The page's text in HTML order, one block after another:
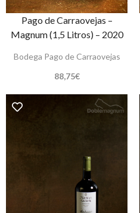
Pago de Carraovejas –
Magnum (1,5 Litros) – 2020
Bodega Pago de Carraovejas
88,75€